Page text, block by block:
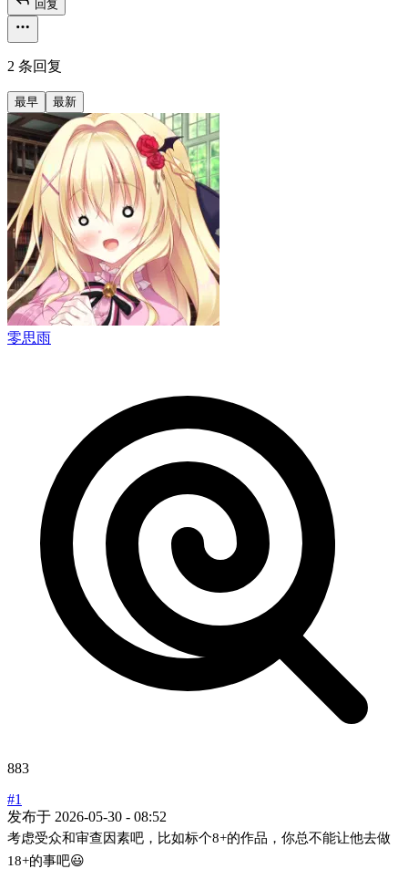
回复
2 条回复
最早 最新
零思雨
883
#1
发布于 2026-05-30 - 08:52
考虑受众和审查因素吧，比如标个8+的作品，你总不能让他去做
18+的事吧😃